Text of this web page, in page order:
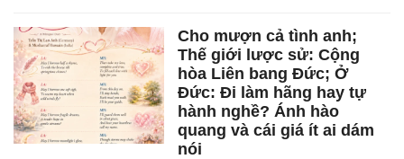
Cho mượn cả tình anh;
Thế giới lược sử: Cộng
hòa Liên bang Đức; Ở
Đức: Đi làm hãng hay tự
hành nghề? Ánh hào
quang và cái giá ít ai dám
nói